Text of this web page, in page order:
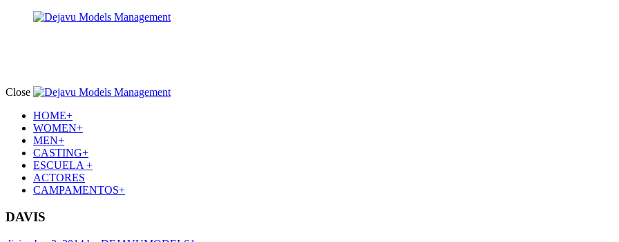
Close
HOME+
WOMEN+
MEN+
CASTING+
ESCUELA +
ACTORES
CAMPAMENTOS+
DAVIS